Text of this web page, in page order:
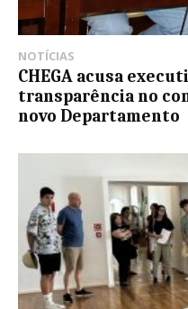
NOTÍCIAS
CHEGA acusa
transparência no
novo Departamento